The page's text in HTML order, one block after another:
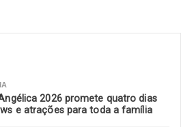
2026 promete quatro dias
e atrações para toda a família